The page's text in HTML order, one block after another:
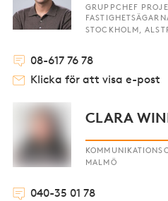
GRUPPCHEF
STOCKHOLM,
08-617 76 78
Klicka för att visa e-post
CLARA
MALMÖ
040-35 01 78